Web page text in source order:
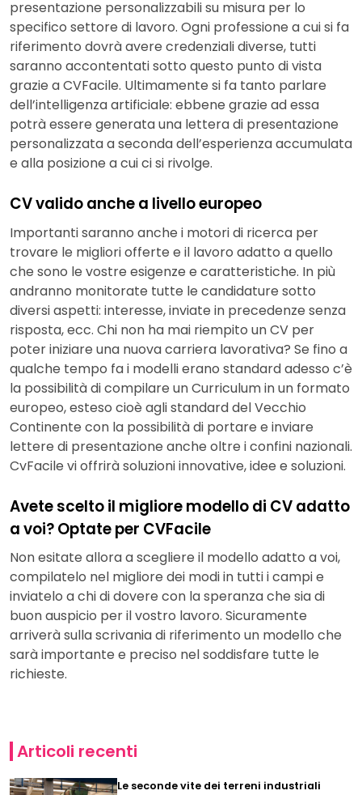
presentazione personalizzabili su misura per lo
specifico settore di lavoro. Ogni professione a cui si fa
riferimento dovrà avere credenziali diverse, tutti
saranno accontentati sotto questo punto di vista
grazie a CVFacile. Ultimamente si fa tanto parlare
dell’intelligenza artificiale: ebbene grazie ad essa
potrà essere generata una lettera di presentazione
personalizzata a seconda dell’esperienza accumulata
e alla posizione a cui ci si rivolge.
CV valido anche a livello europeo
Importanti saranno anche i motori di ricerca per
trovare le migliori offerte e il lavoro adatto a quello
che sono le vostre esigenze e caratteristiche. In più
andranno monitorate tutte le candidature sotto
diversi aspetti: interesse, inviate in precedenze senza
risposta, ecc. Chi non ha mai riempito un CV per
poter iniziare una nuova carriera lavorativa? Se fino a
qualche tempo fa i modelli erano standard adesso c’è
la possibilità di compilare un Curriculum in un formato
europeo, esteso cioè agli standard del Vecchio
Continente con la possibilità di portare e inviare
lettere di presentazione anche oltre i confini nazionali.
CvFacile vi offrirà soluzioni innovative, idee e soluzioni.
Avete scelto il migliore modello di CV adatto
a voi? Optate per CVFacile
Non esitate allora a scegliere il modello adatto a voi,
compilatelo nel migliore dei modi in tutti i campi e
inviatelo a chi di dovere con la speranza che sia di
buon auspicio per il vostro lavoro. Sicuramente
arriverà sulla scrivania di riferimento un modello che
sarà importante e preciso nel soddisfare tutte le
richieste.
Articoli recenti
Le seconde vite dei terreni industriali